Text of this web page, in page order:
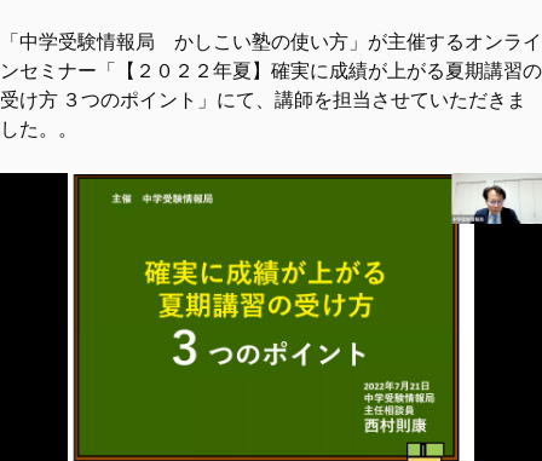
「中学受験情報局 かしこい塾の使い方」が主催するオンライ
ンセミナー「【２０２２年夏】確実に成績が上がる夏期講習の
受け方 ３つのポイント」にて、講師を担当させていただきま
した。。